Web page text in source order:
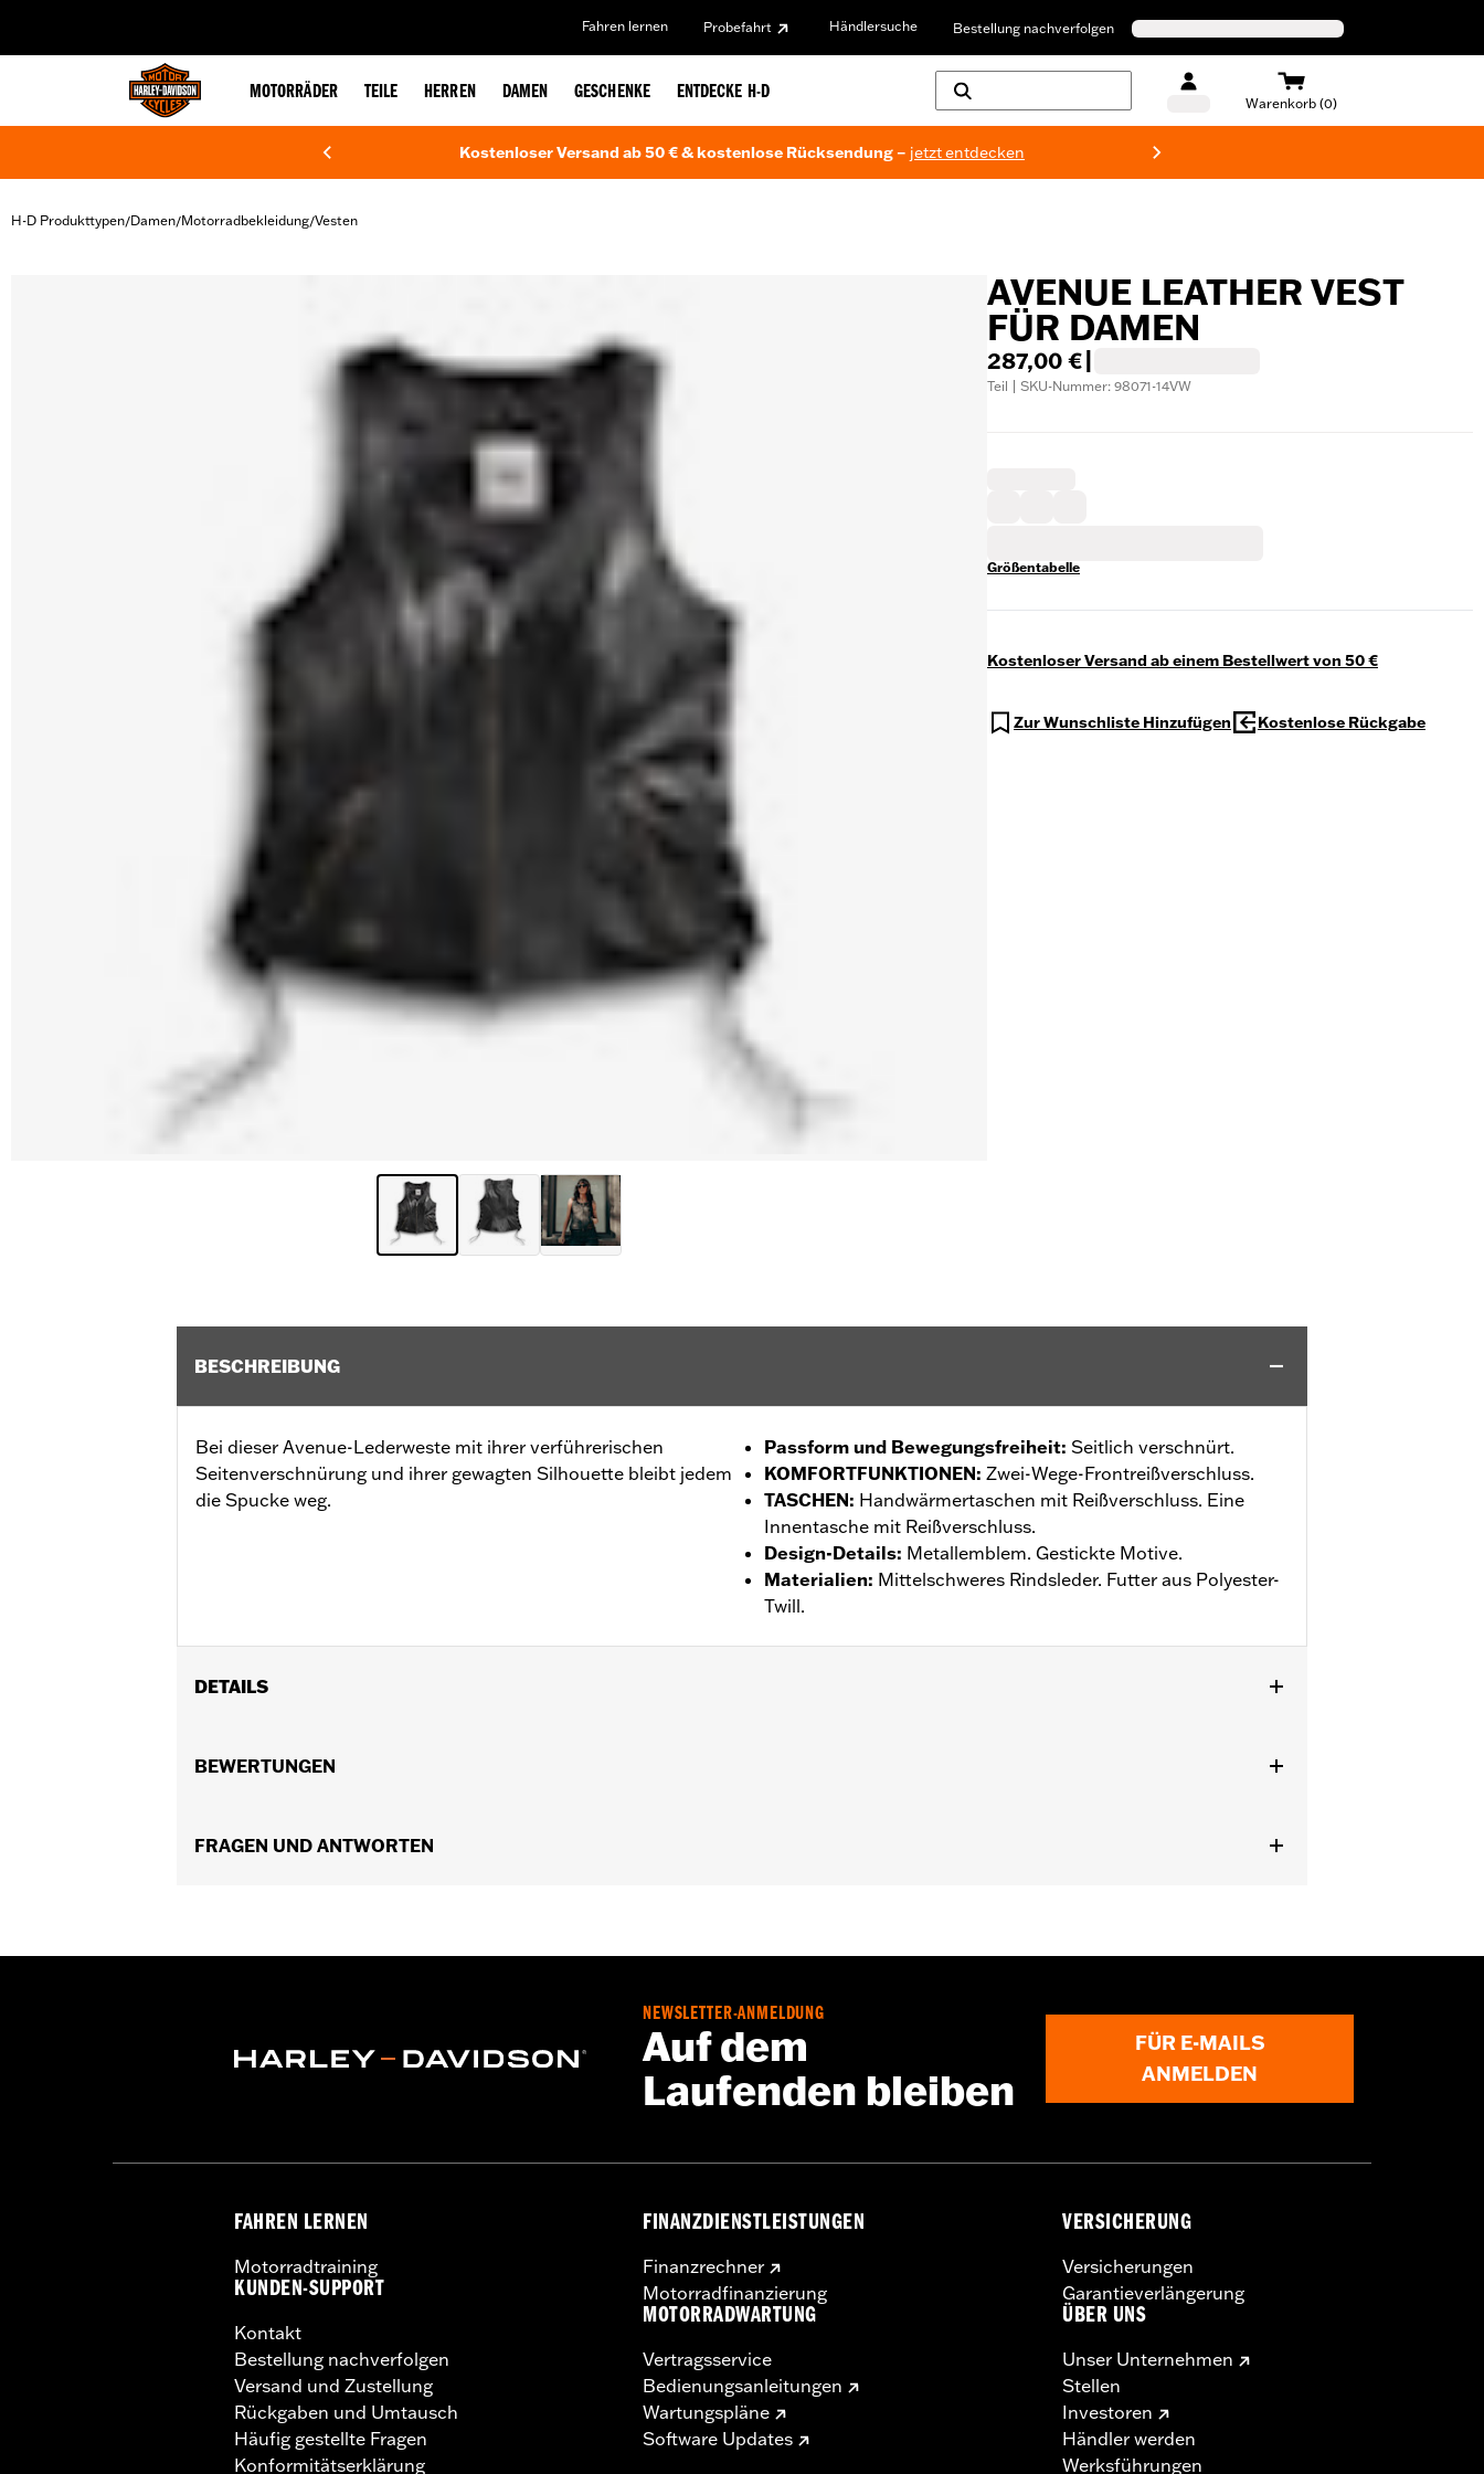
Fahren lernen Probefahrt Händlersuche Bestellung nachverfolgen
MOTORRÄDER TEILE HERREN DAMEN GESCHENKE ENTDECKE H-D
Warenkorb (0)
Kostenloser Versand ab 50 € & kostenlose Rücksendung – jetzt entdecken
H-D Produkttypen/Damen/Motorradbekleidung/Vesten
AVENUE LEATHER VEST
FÜR DAMEN
287,00 €
Teil | SKU-Nummer: 98071-14VW
Größentabelle
Kostenloser Versand ab einem Bestellwert von 50 €
Zur Wunschliste Hinzufügen Kostenlose Rückgabe
BESCHREIBUNG
Bei dieser Avenue-Lederweste mit ihrer verführerischen
Seitenverschnürung und ihrer gewagten Silhouette bleibt jedem
die Spucke weg.
Passform und Bewegungsfreiheit: Seitlich verschnürt.
KOMFORTFUNKTIONEN: Zwei-Wege-Frontreißverschluss.
TASCHEN: Handwärmertaschen mit Reißverschluss. Eine
Innentasche mit Reißverschluss.
Design-Details: Metallemblem. Gestickte Motive.
Materialien: Mittelschweres Rindsleder. Futter aus Polyester-
Twill.
DETAILS
Funktionsmerkmale:
Herkunft:Importiert
BEWERTUNGEN
FRAGEN UND ANTWORTEN
NEWSLETTER-ANMELDUNG
Auf dem
Laufenden bleiben
FÜR E-MAILS
ANMELDEN
FAHREN LERNEN
Motorradtraining
KUNDEN-SUPPORT
Kontakt
Bestellung nachverfolgen
Versand und Zustellung
Rückgaben und Umtausch
Häufig gestellte Fragen
Konformitätserklärung
FINANZDIENSTLEISTUNGEN
Finanzrechner
Motorradfinanzierung
MOTORRADWARTUNG
Vertragsservice
Bedienungsanleitungen
Wartungspläne
Software Updates
VERSICHERUNG
Versicherungen
Garantieverlängerung
ÜBER UNS
Unser Unternehmen
Stellen
Investoren
Händler werden
Werksführungen